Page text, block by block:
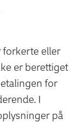
eller
er berettiget
for
I
på